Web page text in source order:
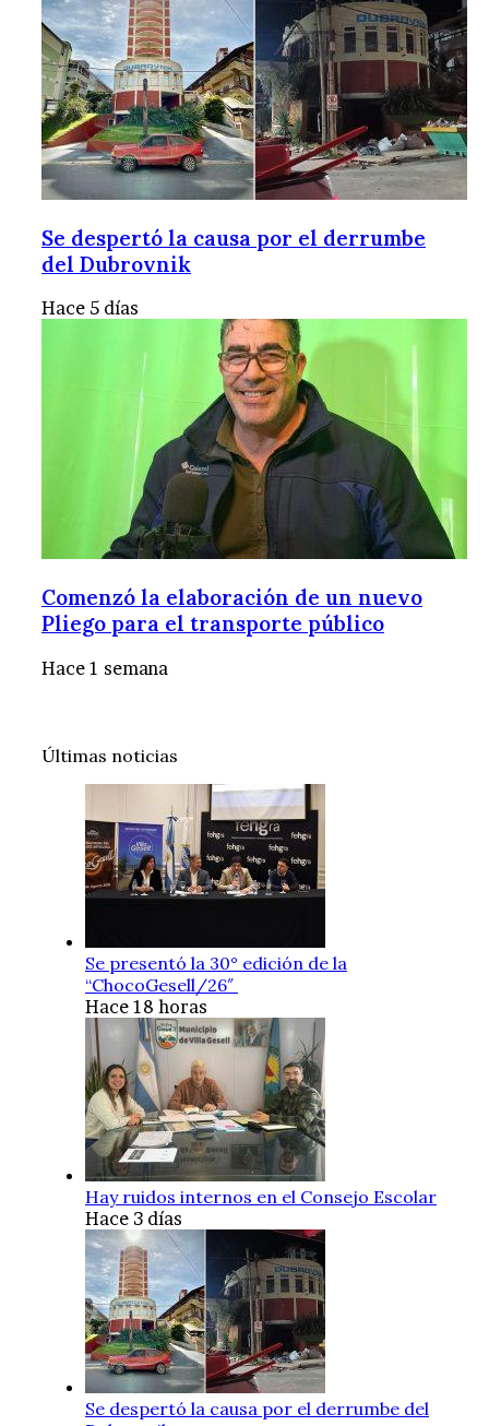
Se despertó la causa por el derrumbe
del Dubrovnik
Hace 5 días
Comenzó la elaboración de un nuevo
Pliego para el transporte público
Hace 1 semana
Últimas noticias
Se presentó la 30° edición de la
“ChocoGesell/26″
Hace 18 horas
Hay ruidos internos en el Consejo Escolar
Hace 3 días
Se despertó la causa por el derrumbe del